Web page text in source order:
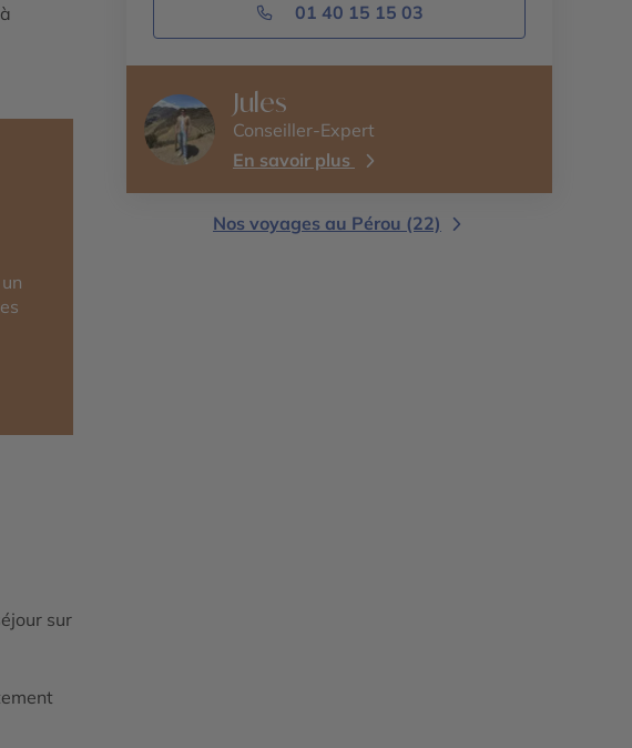
sur
01 40 15 15 03
Jules
Conseiller-Expert
En savoir plus
Nos voyages au Pérou (22)